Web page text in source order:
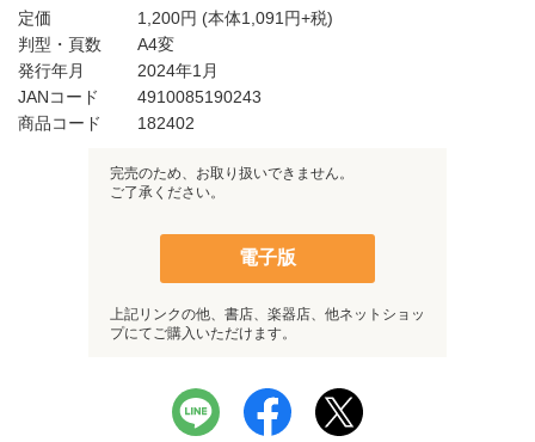
定価 1,200円 (本体1,091円+税)
判型・頁数
A4変
発行年月
2024年1月
JANコード
4910085190243
商品コード
182402
完売のため、お取り扱いできません。
ご了承ください。
電子版
上記リンクの他、書店、楽器店、他ネットショッ
プにてご購入いただけます。